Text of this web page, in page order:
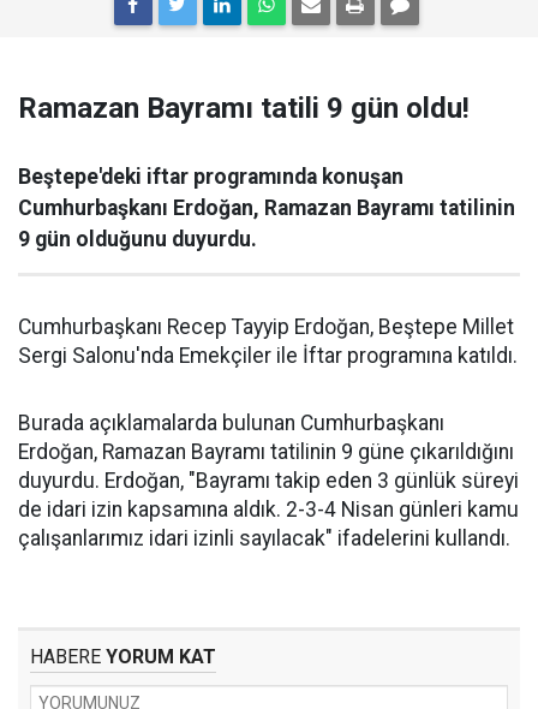
Ramazan Bayramı tatili 9 gün oldu!
Beştepe'deki iftar programında konuşan
Cumhurbaşkanı Erdoğan, Ramazan Bayramı tatilinin
9 gün olduğunu duyurdu.
Cumhurbaşkanı Recep Tayyip Erdoğan, Beştepe Millet
Sergi Salonu'nda Emekçiler ile İftar programına katıldı.
Burada açıklamalarda bulunan Cumhurbaşkanı
Erdoğan, Ramazan Bayramı tatilinin 9 güne çıkarıldığını
duyurdu. Erdoğan, "Bayramı takip eden 3 günlük süreyi
de idari izin kapsamına aldık. 2-3-4 Nisan günleri kamu
çalışanlarımız idari izinli sayılacak" ifadelerini kullandı.
HABERE YORUM KAT